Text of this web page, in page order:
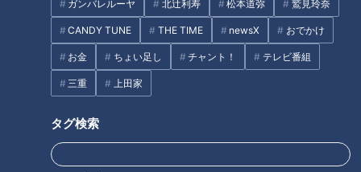
ガンバレルーヤ 北辻利寿 松本道弥 鷲見玲奈
CANDY TUNE THE TIME newsX おでかけ
お金 ちょい足し チャント！ テレビ番組
三重 上田家
タグ検索
オススメ関連コンテンツ